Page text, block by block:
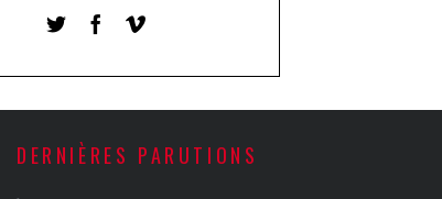
DERNIÈRES PARUTIONS